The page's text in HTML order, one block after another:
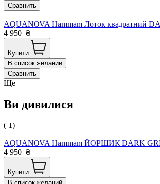
Сравнить
AQUANOVA Hammam Лоток квадратний
4 950 ₴
Купити
В список желаний
Сравнить
Ще
Ви дивилися
( 1)
AQUANOVA Hammam ЙОРШИК DARK
4 950 ₴
Купити
В список желаний